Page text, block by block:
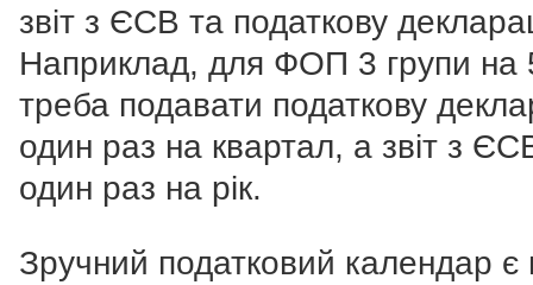
звіт з ЄСВ та податкову
Наприклад, для ФОП 3 групи на
треба подавати податкову
один раз на квартал, а звіт з
один раз на рік.
Зручний податковий календар є